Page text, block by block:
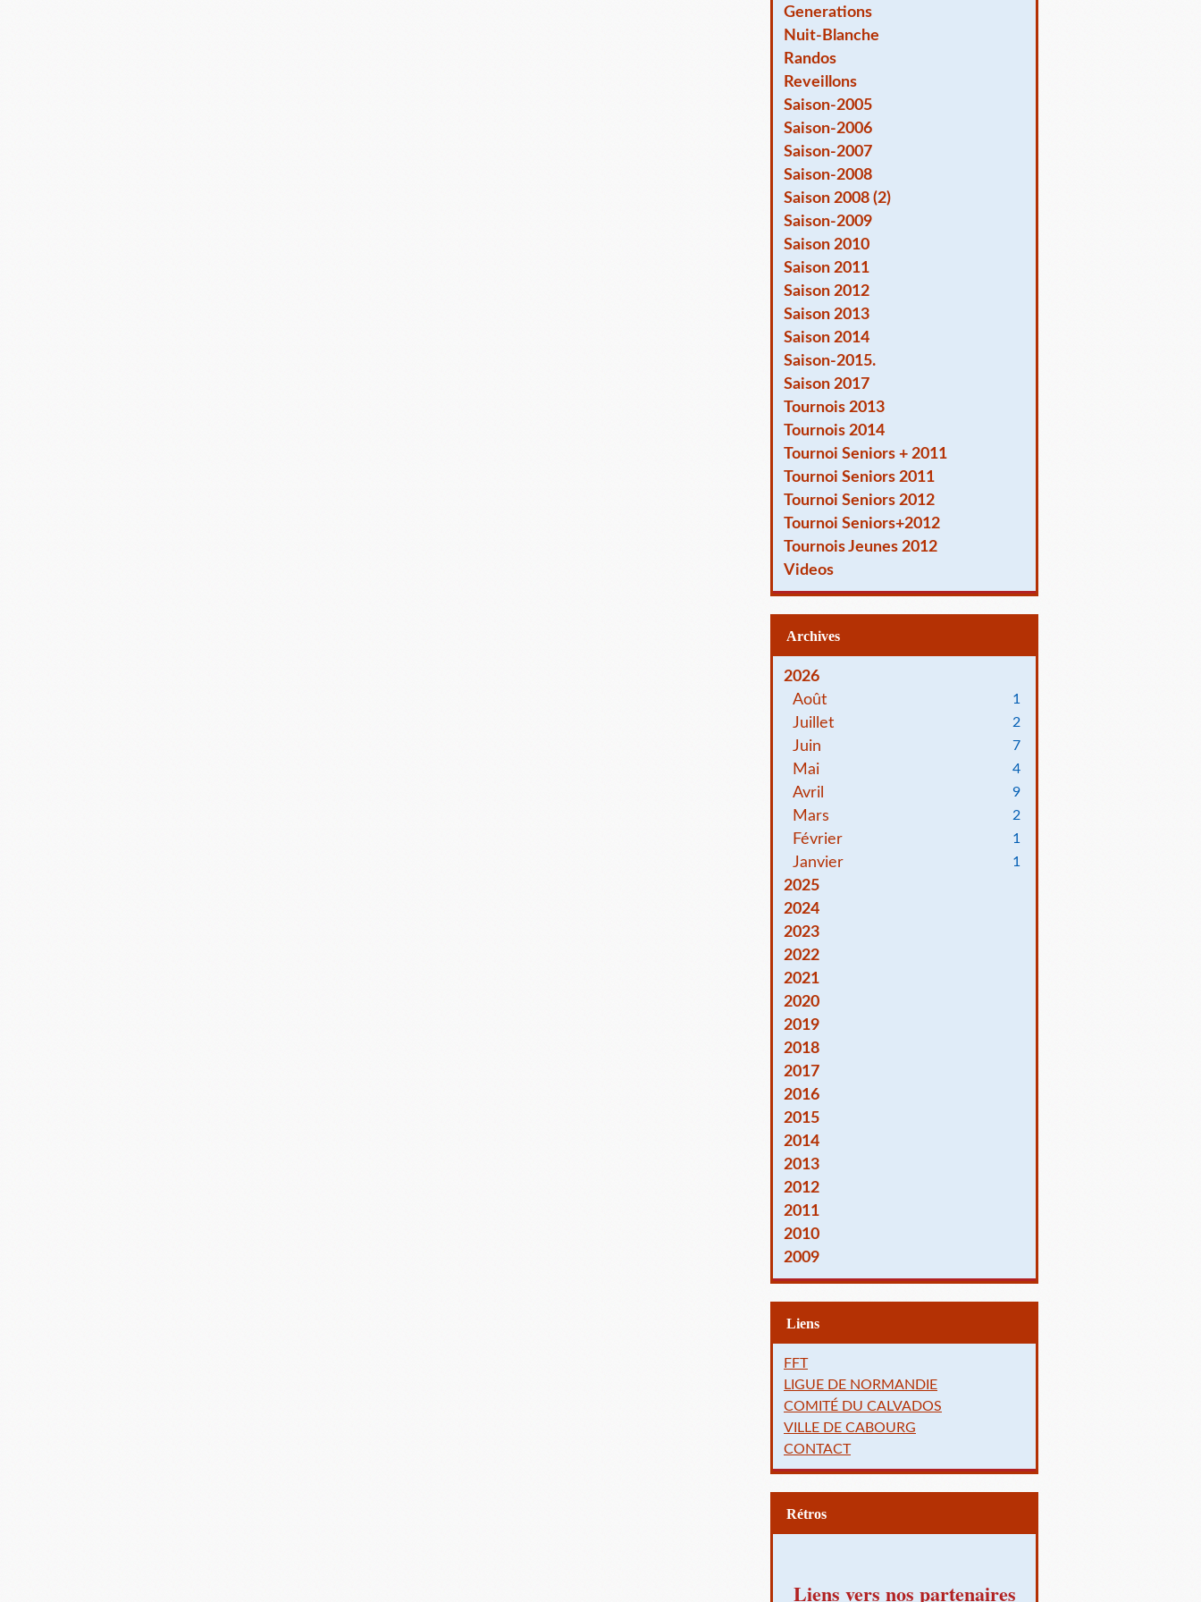
Generations
Nuit-Blanche
Randos
Reveillons
Saison-2005
Saison-2006
Saison-2007
Saison-2008
Saison 2008 (2)
Saison-2009
Saison 2010
Saison 2011
Saison 2012
Saison 2013
Saison 2014
Saison-2015.
Saison 2017
Tournois 2013
Tournois 2014
Tournoi Seniors + 2011
Tournoi Seniors 2011
Tournoi Seniors 2012
Tournoi Seniors+2012
Tournois Jeunes 2012
Videos
Archives
2026
Août
1
Juillet 2
Juin 7
Mai 4
Avril 9
Mars 2
Février 1
Janvier 1
2025
2024
2023
2022
2021
2020
2019
2018
2017
2016
2015
2014
2013
2012
2011
2010
2009
Liens
FFT
LIGUE DE NORMANDIE
COMITÉ DU CALVADOS
VILLE DE CABOURG
CONTACT
Rétros
Liens vers nos partenaires